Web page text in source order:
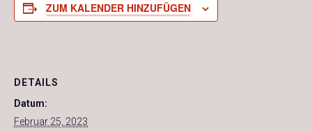
ZUM KALENDER HINZUFÜGEN
DETAILS
Datum:
Februar 25, 2023